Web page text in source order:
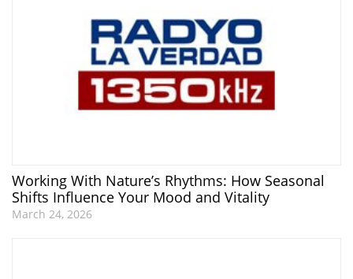
Working With Nature’s Rhythms: How Seasonal
Shifts Influence Your Mood and Vitality
March 24, 2026